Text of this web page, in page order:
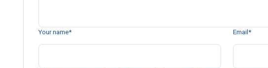
Your name* Email *